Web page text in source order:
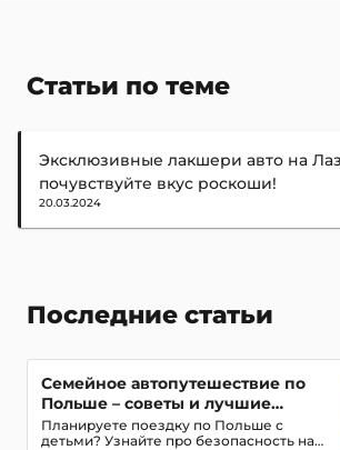
Статьи по теме
Эксклюзивные лакшери авто на
почувствуйте вкус роскоши!
20.03.2024
Последние статьи
Семейное автопутешествие по
Польше – советы и лучшие
маршруты с детьми
Планируете поездку по Польше с
детьми? Узнайте про безопасность на